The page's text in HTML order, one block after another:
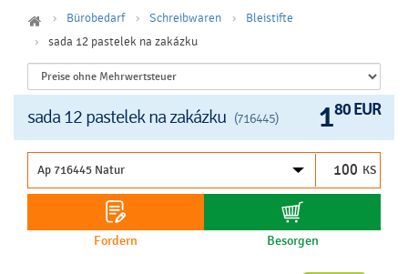
Bürobedarf Schreibwaren
Bleistifte
sada 12 pastelek na zakázku
sada 12 pastelek na zakázku (716445) 180 EUR
KS
Fordern Besorgen